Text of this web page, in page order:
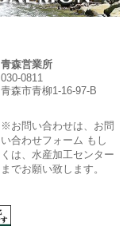
青森営業所
030-0811
青森市青柳1-16-97-B
※お問い合わせは、お問
い合わせフォーム もし
くは、水産加工センター
までお願い致します。